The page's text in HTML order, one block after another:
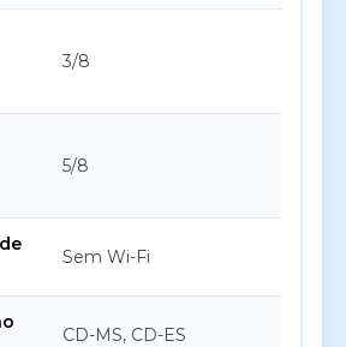
3/8
5/8
Sem Wi-Fi
CD-MS, CD-ES